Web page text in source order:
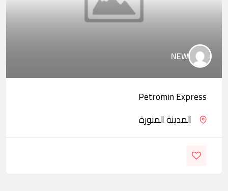
NEW
Petromin Express
المدينة المنورة